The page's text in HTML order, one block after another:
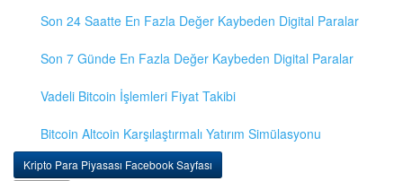
Son 24 Saatte En Fazla Değer Kaybeden Digital Paralar
Son 7 Günde En Fazla Değer Kaybeden Digital Paralar
Vadeli Bitcoin İşlemleri Fiyat Takibi
Bitcoin Altcoin Karşılaştırmalı Yatırım Simülasyonu
Kripto Para Piyasası Facebook Sayfası